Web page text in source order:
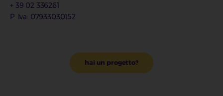
+ 39 02 336261
P. Iva: 07933030152
hai un progetto?